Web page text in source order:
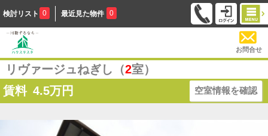
検討リスト 0 最近見た物件 0
お問合せ
リヴァージュねぎし（2室）
賃料 4.5万円 空室情報を確認